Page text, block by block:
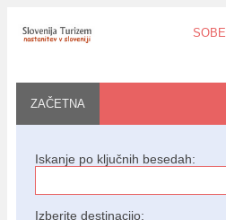
SOBE
ZAČETNA
Iskanje po ključnih besedah:
Izberite destinacijo: